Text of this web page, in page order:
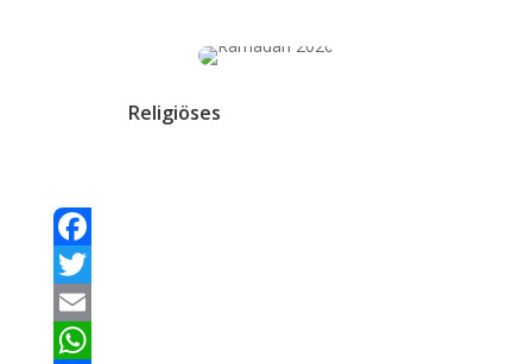
Religiöses
Facebook
Twitter
Email